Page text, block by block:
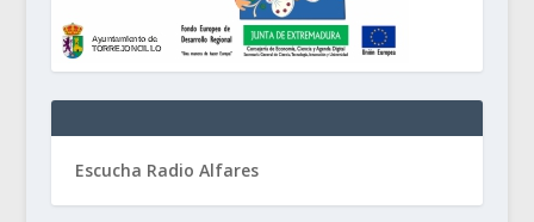
Escucha Radio Alfares